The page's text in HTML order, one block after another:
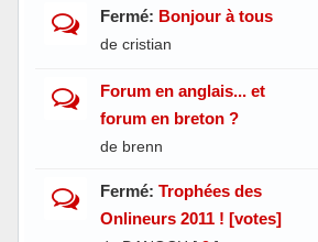
Fermé: Bonjour à tous
de cristian
Forum en anglais... et
forum en breton ?
de brenn
Fermé: Trophées des
Onlineurs 2011 ! [votes]